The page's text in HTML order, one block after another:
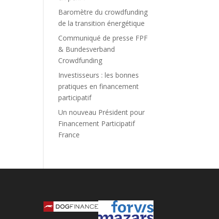
Baromètre du crowdfunding
de la transition énergétique
Communiqué de presse FPF
& Bundesverband
Crowdfunding
Investisseurs : les bonnes
pratiques en financement
participatif
Un nouveau Président pour
Financement Participatif
France